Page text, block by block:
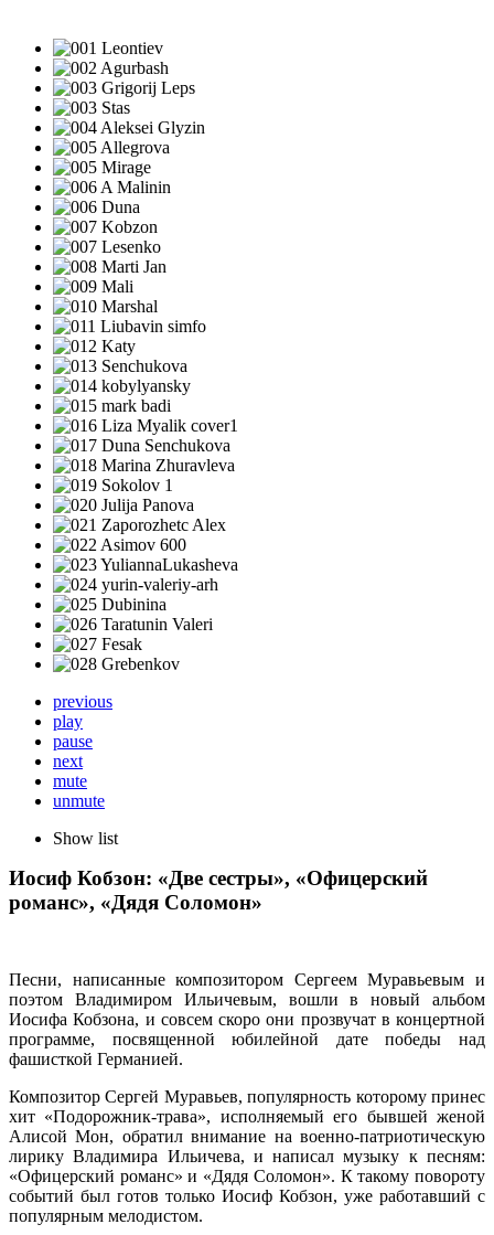
previous
play
pause
next
mute
unmute
Show list
Иосиф Кобзон: «Две сестры», «Офицерский
романс», «Дядя Соломон»
Песни, написанные композитором Сергеем Муравьевым и
поэтом Владимиром Ильичевым, вошли в новый альбом
Иосифа Кобзона, и совсем скоро они прозвучат в концертной
программе, посвященной юбилейной дате победы над
фашисткой Германией.
Композитор Сергей Муравьев, популярность которому принес
хит «Подорожник-трава», исполняемый его бывшей женой
Алисой Мон, обратил внимание на военно-патриотическую
лирику Владимира Ильичева, и написал музыку к песням:
«Офицерский романс» и «Дядя Соломон». К такому повороту
событий был готов только Иосиф Кобзон, уже работавший с
популярным мелодистом.